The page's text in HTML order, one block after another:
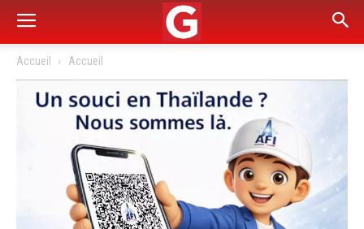
Accueil Accueil